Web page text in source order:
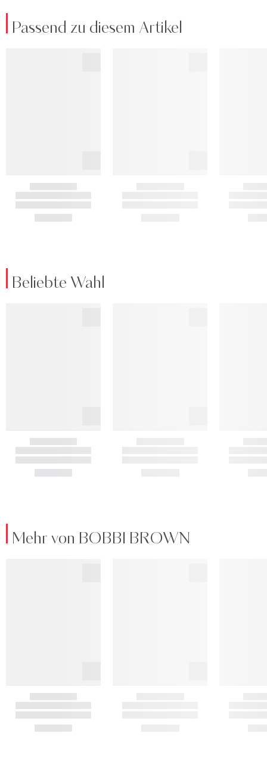
Passend zu diesem Artikel
Beliebte Wahl
Mehr von BOBBI BROWN